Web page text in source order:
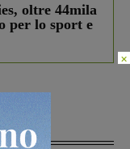
oltre 44mila
per lo sport e
×